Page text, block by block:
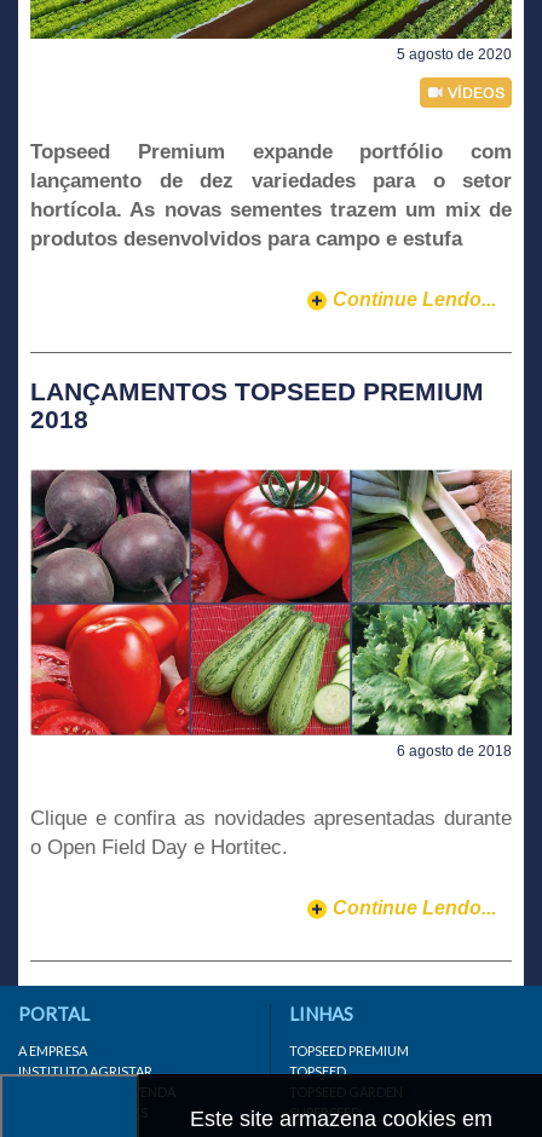
5 agosto de 2020
Topseed Premium expande portfólio com
lançamento de dez variedades para o setor
hortícola. As novas sementes trazem um mix de
produtos desenvolvidos para campo e estufa
Continue Lendo...
LANÇAMENTOS TOPSEED PREMIUM
2018
6 agosto de 2018
Clique e confira as novidades apresentadas durante
o Open Field Day e Hortitec.
Continue Lendo...
Este site armazena cookies em
PORTAL
A EMPRESA
INSTITUTO AGRISTAR
DISTRIBUIDOR/REVENDA
LINKS IMPORTANTES
LINHAS
TOPSEED PREMIUM
TOPSEED
TOPSEED GARDEN
SUPERSEED